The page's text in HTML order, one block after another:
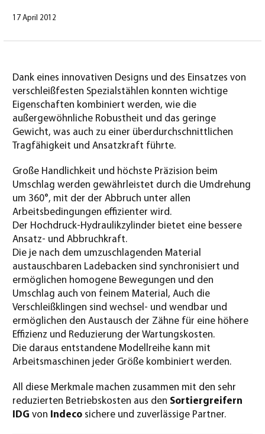
17 April 2012
Dank eines innovativen Designs und des Einsatzes von
verschleißfesten Spezialstählen konnten wichtige
Eigenschaften kombiniert werden, wie die
außergewöhnliche Robustheit und das geringe
Gewicht, was auch zu einer überdurchschnittlichen
Tragfähigkeit und Ansatzkraft führte.
Große Handlichkeit und höchste Präzision beim
Umschlag werden gewährleistet durch die Umdrehung
um 360°, mit der der Abbruch unter allen
Arbeitsbedingungen effizienter wird.
Der Hochdruck-Hydraulikzylinder bietet eine bessere
Ansatz- und Abbruchkraft.
Die je nach dem umzuschlagenden Material
austauschbaren Ladebacken sind synchronisiert und
ermöglichen homogene Bewegungen und den
Umschlag auch von feinem Material, Auch die
Verschleißklingen sind wechsel- und wendbar und
ermöglichen den Austausch der Zähne für eine höhere
Effizienz und Reduzierung der Wartungskosten.
Die daraus entstandene Modellreihe kann mit
Arbeitsmaschinen jeder Größe kombiniert werden.
All diese Merkmale machen zusammen mit den sehr
reduzierten Betriebskosten aus den Sortiergreifern
IDG von Indeco sichere und zuverlässige Partner.